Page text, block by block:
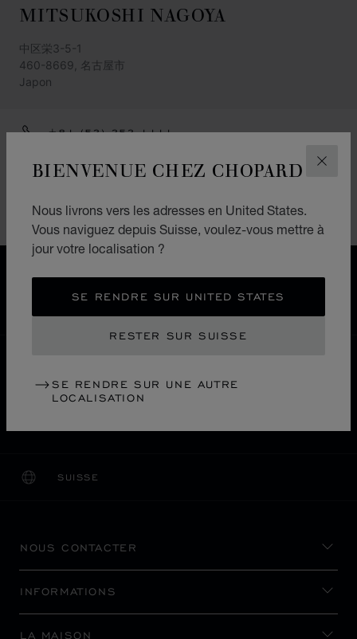
BIENVENUE CHEZ CHOPARD
Nous livrons vers les adresses en United States.
Vous naviguez depuis Suisse, voulez-vous mettre à
jour votre localisation ?
SE RENDRE SUR UNITED STATES
RESTER SUR SUISSE
SE RENDRE SUR UNE AUTRE
LOCALISATION
MITSUKOSHI NAGOYA
中区栄3-5-1
460-8669, 名古屋市
Japon
+81 (52) 252 1111
Montres
TOUTES LES BOUTIQUES ASIE-OCÉANIE
SUISSE
LOCALISATION (CHANGER DE PAYS)
CHANGER DE PAYS
NOUS CONTACTER
INFORMATIONS
LA MAISON